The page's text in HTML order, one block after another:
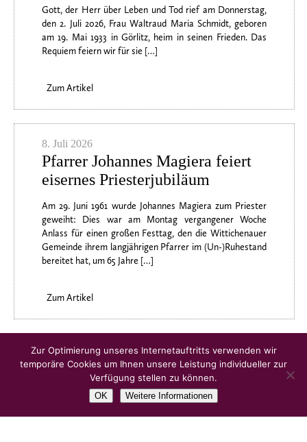
Gott, der Herr über Leben und Tod rief am Donnerstag,
den 2. Juli 2026, Frau Waltraud Maria Schmidt, geboren
am 19. Mai 1933 in Görlitz, heim in seinen Frieden. Das
Requiem feiern wir für sie […]
Zum Artikel
8. Juli 2026
Pfarrer Johannes Magiera feiert
eisernes Priesterjubiläum
Am 29. Juni 1961 wurde Johannes Magiera zum Priester
geweiht: Dies war am Montag vergangener Woche
Anlass für einen großen Festtag, den die Wittichenauer
Gemeinde ihrem langjährigen Pfarrer im (Un-)Ruhestand
bereitet hat, um 65 Jahre […]
Zum Artikel
Ältere Artikel
Zur Optimierung unseres Internetauftritts verwenden wir
temporäre Cookies um Ihnen unsere Leistung individueller zur
Verfügung stellen zu können.
OK Weitere Informationen